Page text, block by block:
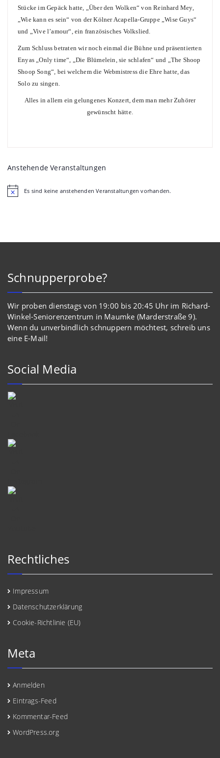
Stücke im Gepäck hatte, „Über den Wolken“ von Reinhard Mey,
„Wie kann es sein“ von der Kölner Acapella-Gruppe „Wise Guys“
und „Vive l’amour“, ein französisches Volkslied.
Zum Schluss betraten wir noch einmal die Bühne und präsentierten
Enyas „Only time“, „Die Blümelein, sie schlafen“ und „The Shoop
Shoop Song“, bei welchem die Webmistress die Ehre hatte, das
Solo zu singen.
Alles in allem ein gelungenes Konzert, dem man mehr Zuhörer
gewünscht hätte.
Anstehende Veranstaltungen
HinweisEs sind keine anstehenden Veranstaltungen vorhanden.
Schnupperprobe?
Wir proben dienstags von 19:00 bis 20:45 Uhr im Richard-
Winkel-Seniorenzentrum in Maumke (Marderstraße 9).
Wenn du unverbindlich schnuppern möchtest, schreib uns
eine E-Mail!
Social Media
Rechtliches
Impressum
Datenschutzerklärung
Cookie-Richtlinie (EU)
Meta
Anmelden
Eintrags-Feed
Kommentar-Feed
WordPress.org